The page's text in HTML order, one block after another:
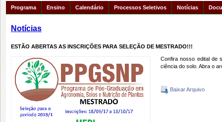
Programa Ensino Calendário Processos Seletivos Notícias
Notícias
ESTÃO ABERTAS AS INSCRIÇÕES PARA SELEÇÃO DE MESTRADO!!!
Confira nosso edital de
ciência do solo. Abra o
Baixar Arquivo